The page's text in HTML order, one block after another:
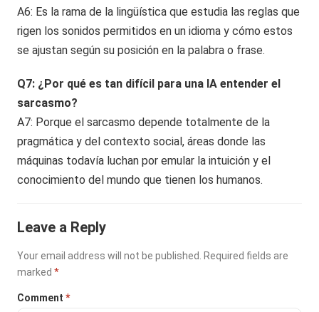
A6: Es la rama de la lingüística que estudia las reglas que
rigen los sonidos permitidos en un idioma y cómo estos
se ajustan según su posición en la palabra o frase.
Q7: ¿Por qué es tan difícil para una IA entender el
sarcasmo?
A7: Porque el sarcasmo depende totalmente de la
pragmática y del contexto social, áreas donde las
máquinas todavía luchan por emular la intuición y el
conocimiento del mundo que tienen los humanos.
Leave a Reply
Your email address will not be published.
Required fields are
marked*
Comment*